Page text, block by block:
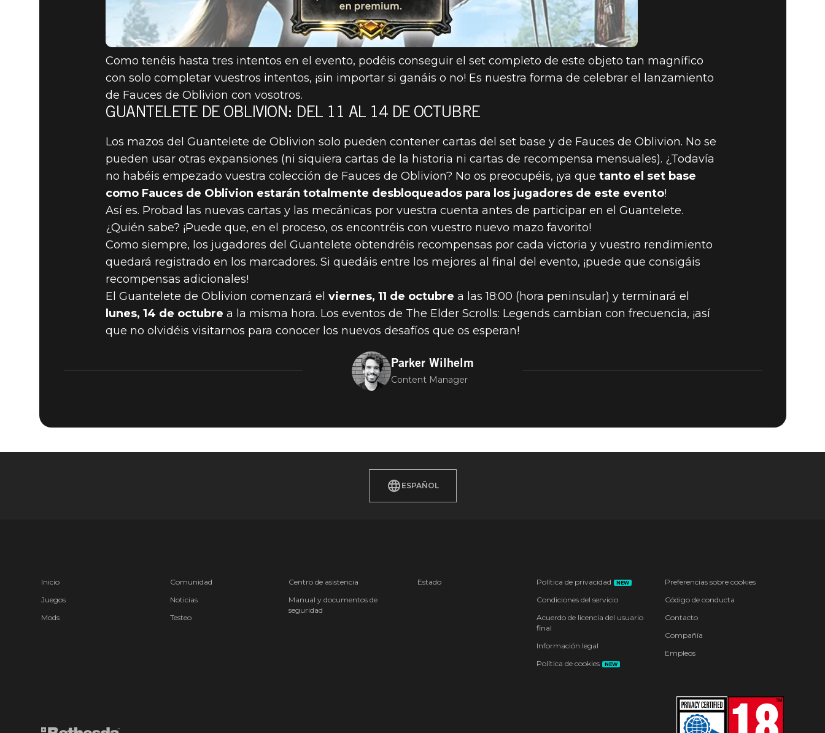
Como tenéis hasta tres intentos en el evento, podéis conseguir el set completo de este objeto tan magnífico
con solo completar vuestros intentos, ¡sin importar si ganáis o no! Es nuestra forma de celebrar el lanzamiento
de Fauces de Oblivion con vosotros.
GUANTELETE DE OBLIVION: DEL 11 AL 14 DE OCTUBRE
Los mazos del Guantelete de Oblivion solo pueden contener cartas del set base y de Fauces de Oblivion. No se
pueden usar otras expansiones (ni siquiera cartas de la historia ni cartas de recompensa mensuales). ¿Todavía
no habéis empezado vuestra colección de Fauces de Oblivion? No os preocupéis, ¡ya que tanto el set base
como Fauces de Oblivion estarán totalmente desbloqueados para los jugadores de este evento!
Así es. Probad las nuevas cartas y las mecánicas por vuestra cuenta antes de participar en el Guantelete.
¿Quién sabe? ¡Puede que, en el proceso, os encontréis con vuestro nuevo mazo favorito!
Como siempre, los jugadores del Guantelete obtendréis recompensas por cada victoria y vuestro rendimiento
quedará registrado en los marcadores. Si quedáis entre los mejores al final del evento, ¡puede que consigáis
recompensas adicionales!
El Guantelete de Oblivion comenzará el viernes, 11 de octubre a las 18:00 (hora peninsular) y terminará el
lunes, 14 de octubre a la misma hora. Los eventos de The Elder Scrolls: Legends cambian con frecuencia, ¡así
que no olvidéis visitarnos para conocer los nuevos desafíos que os esperan!
Parker Wilhelm
Content Manager
ESPAÑOL
Inicio
Juegos
Mods
Comunidad
Noticias
Testeo
Centro de asistencia
Manual y documentos de
seguridad
Estado Política de privacidad NEW
Condiciones del servicio
Acuerdo de licencia del usuario
final
Información legal
Política de cookies
NEW
Preferencias sobre cookies
Código de conducta
Contacto
Compañía
Empleos